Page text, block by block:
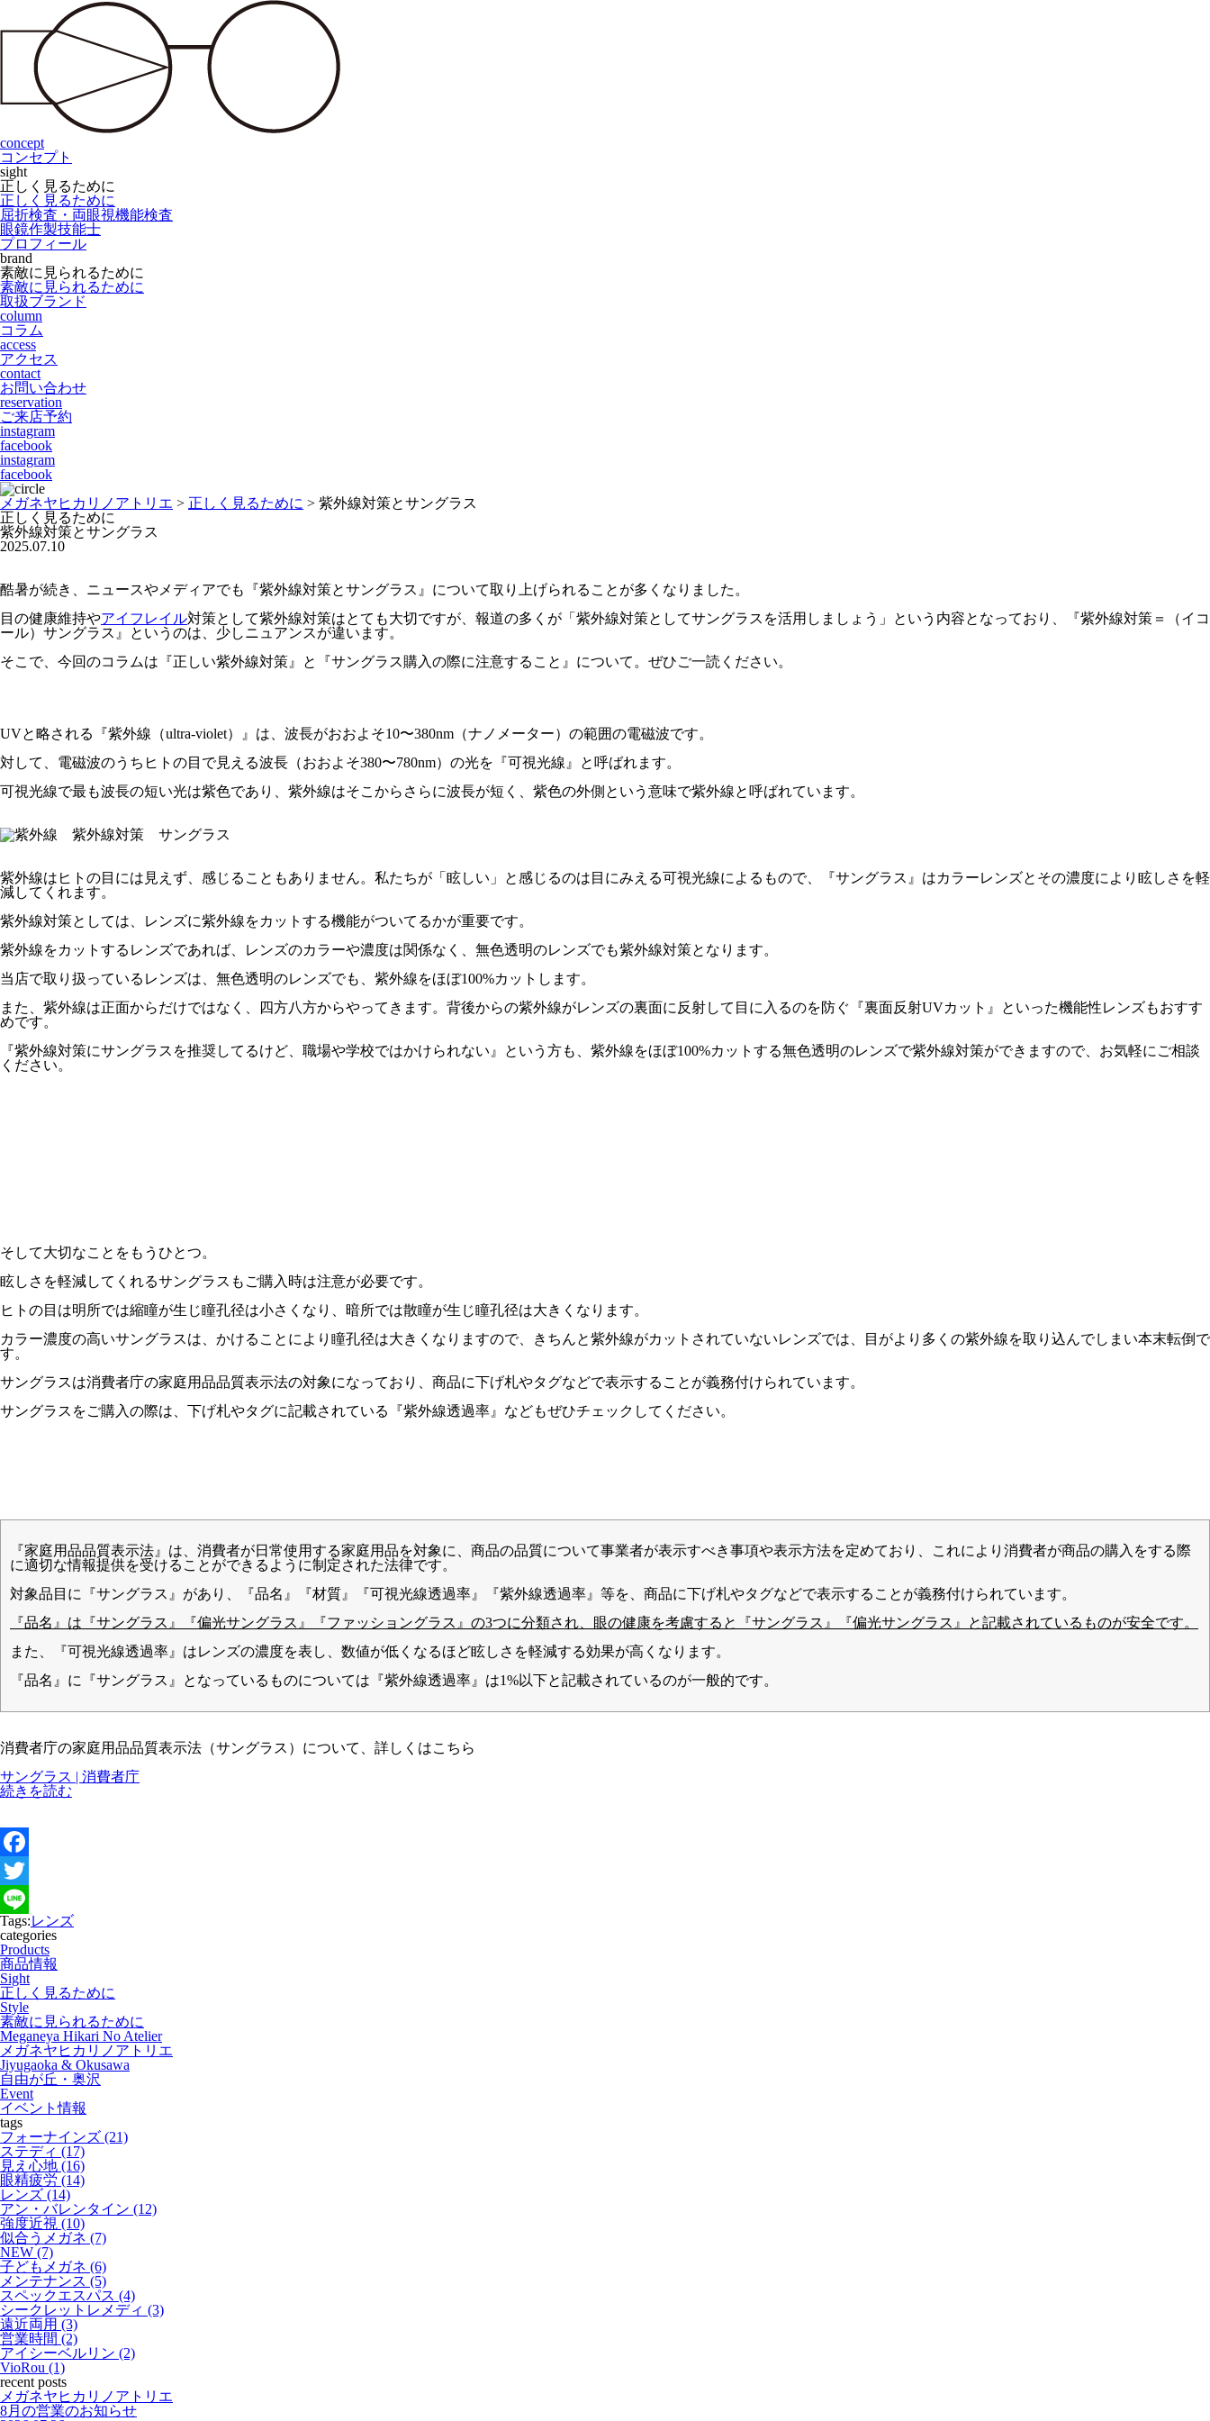
concept
コンセプト
sight
正しく見るために
正しく見るために
屈折検査・両眼視機能検査
眼鏡作製技能士
プロフィール
brand
素敵に見られるために
素敵に見られるために
取扱ブランド
column
コラム
access
アクセス
contact
お問い合わせ
reservation
ご来店予約
instagram
facebook
instagram
facebook
メガネヤヒカリノアトリエ > 正しく見るために > 紫外線対策とサングラス
正しく見るために
紫外線対策とサングラス
2025.07.10
酷暑が続き、ニュースやメディアでも『紫外線対策とサングラス』について取り上げられることが多くなりました。
目の健康維持やアイフレイル対策として紫外線対策はとても大切ですが、報道の多くが「紫外線対策としてサングラスを活用しましょう」という内容となっており、『紫外線対策＝（イコ
ール）サングラス』というのは、少しニュアンスが違います。
そこで、今回のコラムは『正しい紫外線対策』と『サングラス購入の際に注意すること』について。ぜひご一読ください。
UVと略される『紫外線（ultra-violet）』は、波長がおおよそ10〜380nm（ナノメーター）の範囲の電磁波です。
対して、電磁波のうちヒトの目で見える波長（おおよそ380〜780nm）の光を『可視光線』と呼ばれます。
可視光線で最も波長の短い光は紫色であり、紫外線はそこからさらに波長が短く、紫色の外側という意味で紫外線と呼ばれています。
紫外線はヒトの目には見えず、感じることもありません。私たちが「眩しい」と感じるのは目にみえる可視光線によるもので、『サングラス』はカラーレンズとその濃度により眩しさを軽
減してくれます。
紫外線対策としては、レンズに紫外線をカットする機能がついてるかが重要です。
紫外線をカットするレンズであれば、レンズのカラーや濃度は関係なく、無色透明のレンズでも紫外線対策となります。
当店で取り扱っているレンズは、無色透明のレンズでも、紫外線をほぼ100%カットします。
また、紫外線は正面からだけではなく、四方八方からやってきます。背後からの紫外線がレンズの裏面に反射して目に入るのを防ぐ『裏面反射UVカット』といった機能性レンズもおすす
めです。
『紫外線対策にサングラスを推奨してるけど、職場や学校ではかけられない』という方も、紫外線をほぼ100%カットする無色透明のレンズで紫外線対策ができますので、お気軽にご相談
ください。
そして大切なことをもうひとつ。
眩しさを軽減してくれるサングラスもご購入時は注意が必要です。
ヒトの目は明所では縮瞳が生じ瞳孔径は小さくなり、暗所では散瞳が生じ瞳孔径は大きくなります。
カラー濃度の高いサングラスは、かけることにより瞳孔径は大きくなりますので、きちんと紫外線がカットされていないレンズでは、目がより多くの紫外線を取り込んでしまい本末転倒で
す。
サングラスは消費者庁の家庭用品品質表示法の対象になっており、商品に下げ札やタグなどで表示することが義務付けられています。
サングラスをご購入の際は、下げ札やタグに記載されている『紫外線透過率』などもぜひチェックしてください。
『家庭用品品質表示法』は、消費者が日常使用する家庭用品を対象に、商品の品質について事業者が表示すべき事項や表示方法を定めており、これにより消費者が商品の購入をする際
に適切な情報提供を受けることができるように制定された法律です。
対象品目に『サングラス』があり、『品名』『材質』『可視光線透過率』『紫外線透過率』等を、商品に下げ札やタグなどで表示することが義務付けられています。
『品名』は『サングラス』『偏光サングラス』『ファッショングラス』の3つに分類され、眼の健康を考慮すると『サングラス』『偏光サングラス』と記載されているものが安全です。
また、『可視光線透過率』はレンズの濃度を表し、数値が低くなるほど眩しさを軽減する効果が高くなります。
『品名』に『サングラス』となっているものについては『紫外線透過率』は1%以下と記載されているのが一般的です。
消費者庁の家庭用品品質表示法（サングラス）について、詳しくはこちら
サングラス | 消費者庁
続きを読む
F
a
c
e
b
o
o
k
T
w
i
t
t
e
r
L
i
n
e
Tags:レンズ
categories
Products
商品情報
Sight
正しく見るために
Style
素敵に見られるために
Meganeya Hikari No Atelier
メガネヤヒカリノアトリエ
Jiyugaoka & Okusawa
自由が丘・奥沢
Event
イベント情報
tags
フォーナインズ (21)
ステディ (17)
見え心地 (16)
眼精疲労 (14)
レンズ (14)
アン・バレンタイン (12)
強度近視 (10)
似合うメガネ (7)
NEW (7)
子どもメガネ (6)
メンテナンス (5)
スペックエスパス (4)
シークレットレメディ (3)
遠近両用 (3)
営業時間 (2)
アイシーベルリン (2)
VioRou (1)
recent posts
メガネヤヒカリノアトリエ
8月の営業のお知らせ